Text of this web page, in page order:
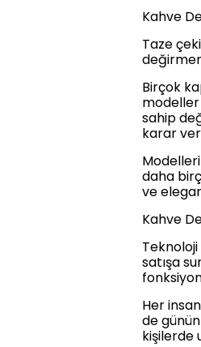
Kahve
Taze
Birçok
sahip
karar
daha
ve
Kahve
satışa
Her
de
kişilerde